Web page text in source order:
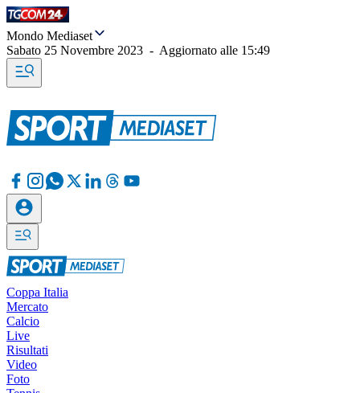
Mondo Mediaset
Sabato 25 Novembre 2023 - Aggiornato alle 15:49
Coppa Italia
Mercato
Calcio
Live
Risultati
Video
Foto